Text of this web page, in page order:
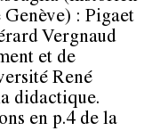
: Pigaet
Vergnaud
et de
René
didactique.
en p.4 de la